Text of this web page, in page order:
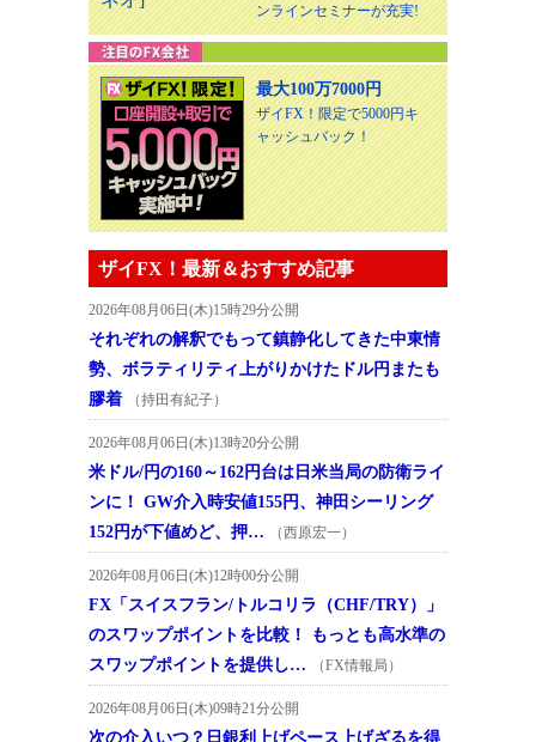
ンラインセミナーが充実!
最大100万7000円
ザイFX！限定で5000円キ
ャッシュバック！
ザイFX！最新＆おすすめ記事
2026年08月06日(木)15時29分公開
それぞれの解釈でもって鎮静化してきた中東情
勢、ボラティリティ上がりかけたドル円またも
膠着
（持田有紀子）
2026年08月06日(木)13時20分公開
米ドル/円の160～162円台は日米当局の防衛ライ
ンに！ GW介入時安値155円、神田シーリング
152円が下値めど、押…
（西原宏一）
2026年08月06日(木)12時00分公開
FX「スイスフラン/トルコリラ（CHF/TRY）」
のスワップポイントを比較！ もっとも高水準の
スワップポイントを提供し…
（FX情報局）
2026年08月06日(木)09時21分公開
次の介入いつ？日銀利上げペース上げざるを得